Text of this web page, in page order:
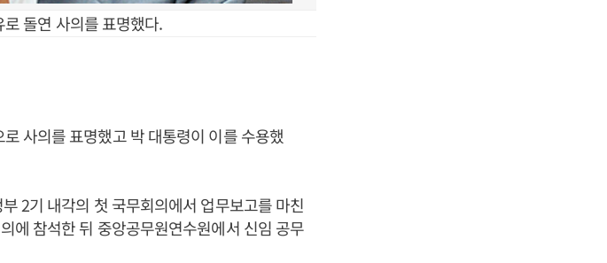
돌연 사의를 표명했다.
사의를 표명했고 박 대통령이 이를 수용했
2기 내각의 첫 국무회의에서 업무보고를 마친
에 참석한 뒤 중앙공무원연수원에서 신임 공무